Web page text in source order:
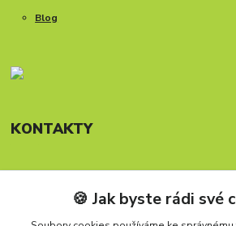
Blog
KONTAKTY
Telefon: +420 777 288 882
Provozní doba Po-Pá, 8-15:30 hod.
🍪 Jak byste rádi své